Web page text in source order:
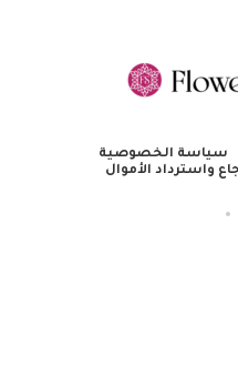
سياسة الخصوصية
واسترداد الأموال